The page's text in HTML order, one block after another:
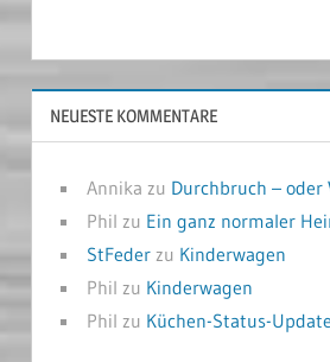
NEUESTE KOMMENTARE
Annika zu Durchbruch – oder
Phil zu Ein ganz normaler
StFederzu Kinderwagen
Phil zu Kinderwagen
Phil zu Küchen-Status-Update